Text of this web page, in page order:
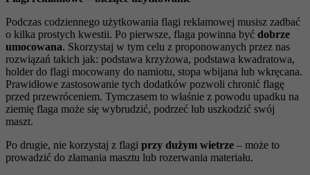
Podczas codziennego użytkowania flagi reklamowej musisz zadbać
o kilka prostych kwestii. Po pierwsze, flaga powinna być dobrze
umocowana. Skorzystaj w tym celu z proponowanych przez nas
rozwiązań takich jak: podstawa krzyżowa, podstawa kwadratowa,
holder do flagi mocowany do namiotu, stopa wbijana lub wkręcana.
Prawidłowe zastosowanie tych dodatków pozwoli chronić flagę
przed przewróceniem. Tymczasem to właśnie z powodu upadku na
ziemię flaga może się wybrudzić, podrzeć lub uszkodzić swój
maszt.
Po drugie, nie korzystaj z flagi przy dużym wietrze – może to
prowadzić do złamania masztu lub rozerwania materiału.